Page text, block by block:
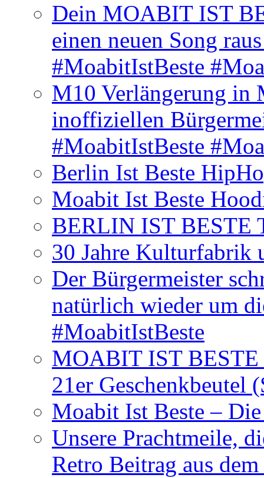
Dein MOABIT IST
einen neuen Song
#MoabitIstBeste
M10 Verlängerung in
inoffiziellen
#MoabitIstBeste
Berlin Ist Beste
Moabit Ist Beste
BERLIN IST BESTE
30 Jahre Kulturfabrik
Der Bürgermeister
natürlich wieder um
#MoabitIstBeste
MOABIT IST BESTE
21er Geschenkbeutel
Moabit Ist Beste –
Unsere Prachtmeile,
Retro Beitrag aus